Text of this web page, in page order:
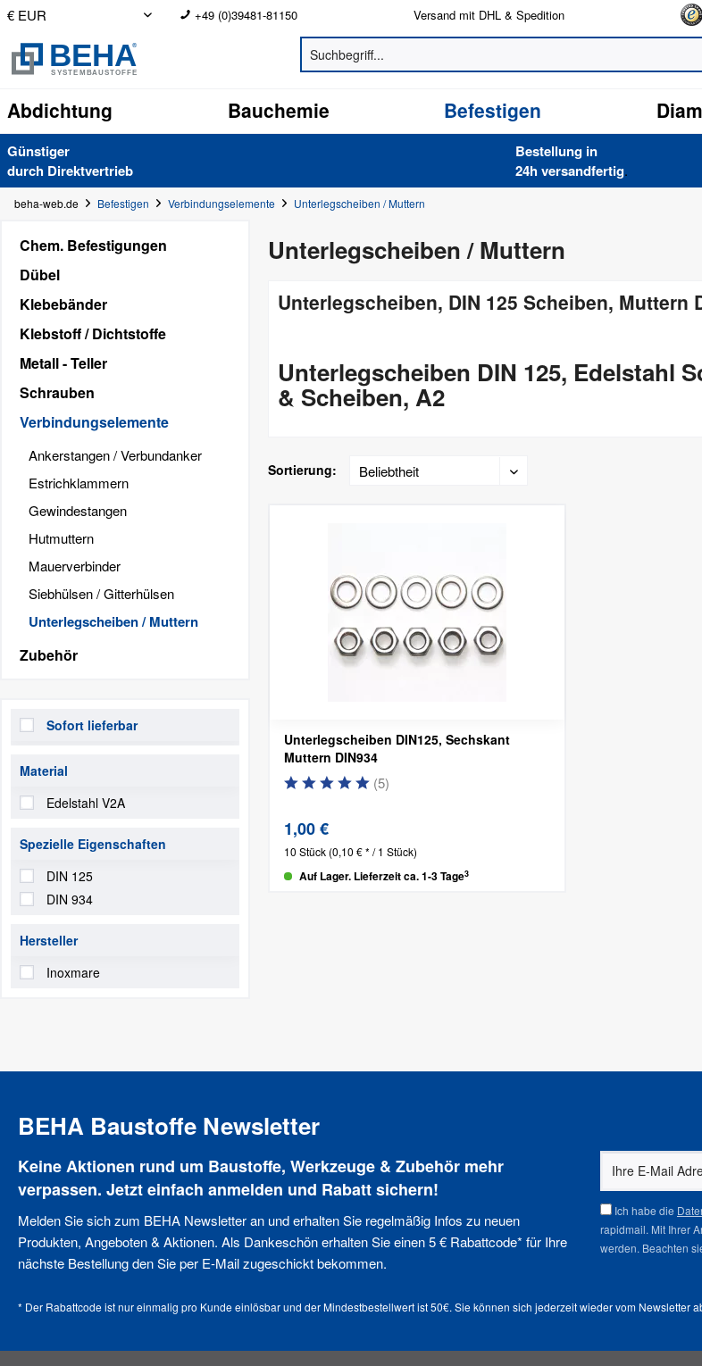
+49 (0)39481-81150 Versand mit DHL & Spedition
Abdichtung Bauchemie Befestigen
Günstiger
durch Direkt­vertrieb
Bestellung in
24h versand­fertig.
beha-web.de Befestigen Verbindungselemente Unterlegscheiben / Muttern
Chem. Befestigungen
Dübel
Klebebänder
Klebstoff / Dichtstoffe
Metall - Teller
Schrauben
Verbindungselemente
Ankerstangen / Verbundanker
Estrichklammern
Gewindestangen
Hutmuttern
Mauerverbinder
Siebhülsen / Gitterhülsen
Unterlegscheiben / Muttern
Zubehör
Sofort lieferbar
Material
Edelstahl V2A
Spezielle Eigenschaften
DIN 125
DIN 934
Hersteller
Inoxmare
Unterlegscheiben / Muttern
Unterlegscheiben, DIN 125 Scheiben, Muttern
Unterlegscheiben DIN 125, Edelstahl
& Scheiben, A2
Sortierung:
Unterlegscheiben DIN125, Sechskant
Muttern DIN934
(5)
1,00 €
10 Stück (0,10 € * / 1 Stück)
Auf Lager. Lieferzeit ca. 1-3 Tage3
BEHA Baustoffe Newsletter
Keine Aktionen rund um Baustoffe, Werkzeuge & Zubehör mehr
verpassen. Jetzt einfach anmelden und Rabatt sichern!
Melden Sie sich zum BEHA Newsletter an und erhalten Sie regelmäßig Infos zu neuen
Produkten, Angeboten & Aktionen. Als Dankeschön erhalten Sie einen 5 € Rabattcode* für Ihre
nächste Bestellung den Sie per E-Mail zugeschickt bekommen.
Ich habe die
rapidmail. Mit Ihrer
werden. Beachten
* Der Rabattcode ist nur einmalig pro Kunde einlösbar und der Mindestbestellwert ist 50€. Sie können sich jederzeit wieder vom Newsletter